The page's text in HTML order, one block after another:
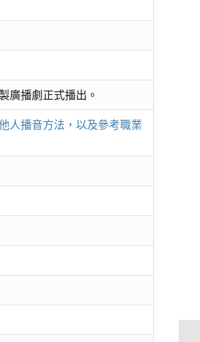
廣播劇正式播出。
人播音方法，以及參考職業